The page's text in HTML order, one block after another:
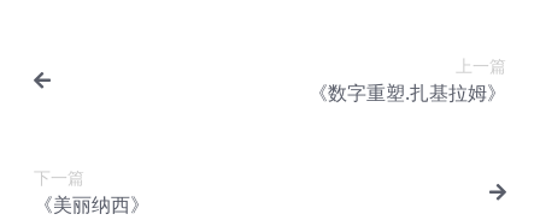
上一篇
《数字重塑.扎基拉姆》
下一篇
《美丽纳西》